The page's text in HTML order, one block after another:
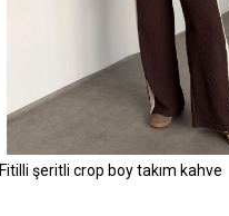
Fitilli şeritli crop boy takım kahve